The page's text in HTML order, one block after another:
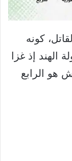
كونه
الهند إذ غزا
هو الرابع